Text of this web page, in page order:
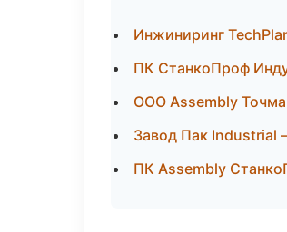
Инжиниринг
ПК СтанкоПроф
ООО Assembly
Завод Пак Industrial
ПК Assembly